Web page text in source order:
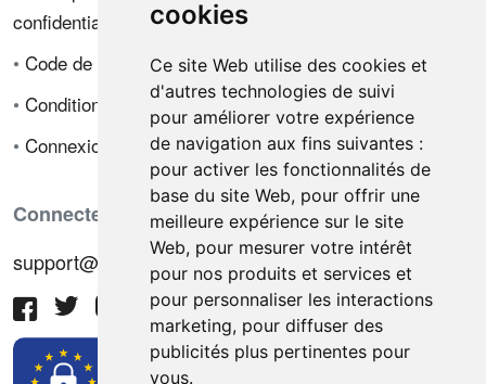
cookies
Ce site Web utilise des cookies et
d'autres technologies de suivi
pour améliorer votre expérience
de navigation aux fins suivantes :
pour activer les fonctionnalités de
base du site Web, pour offrir une
meilleure expérience sur le site
Web, pour mesurer votre intérêt
pour nos produits et services et
pour personnaliser les interactions
marketing, pour diffuser des
publicités plus pertinentes pour
vous.
confidentialité
• Code de déontologie
• Conditions de vente
• Connexion
Connectez-vous avec nous
support@hiringnotes.com